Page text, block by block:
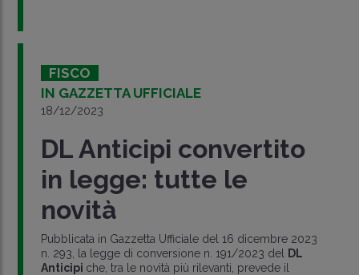
FISCO
IN GAZZETTA UFFICIALE
18/12/2023
DL Anticipi convertito
in legge: tutte le
novità
Pubblicata in Gazzetta Ufficiale del 16 dicembre 2023
n. 293, la legge di conversione n. 191/2023 del
DL
Anticipi che, tra le novità più rilevanti, prevede il